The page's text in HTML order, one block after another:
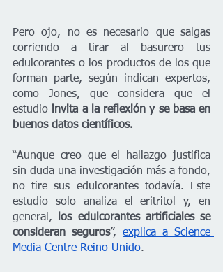
Pero ojo, no es necesario que salgas
corriendo a tirar al basurero tus
edulcorantes o los productos de los que
forman parte, según indican expertos,
como Jones, que considera que el
estudio invita a la reflexión y se basa en
buenos datos científicos.
“Aunque creo que el hallazgo justifica
sin duda una investigación más a fondo,
no tire sus edulcorantes todavía. Este
estudio solo analiza el eritritol y, en
general,
los edulcorantes artificiales se
consideran seguros”, explica a Science
Media Centre Reino Unido.